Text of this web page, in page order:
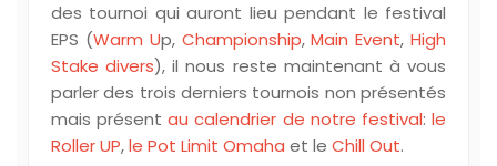
des tournoi qui auront lieu pendant le festival
EPS (Warm Up, Championship,Main Event,High
Stake divers), il nous reste maintenant à vous
parler des trois derniers tournois non présentés
mais présentau calendrier de notre festival:le
Roller UP,le Pot Limit Omaha et le Chill Out.